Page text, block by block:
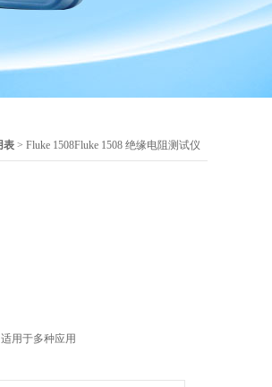
表 > Fluke 1508Fluke 1508 绝缘电阻测试仪
用于多种应用